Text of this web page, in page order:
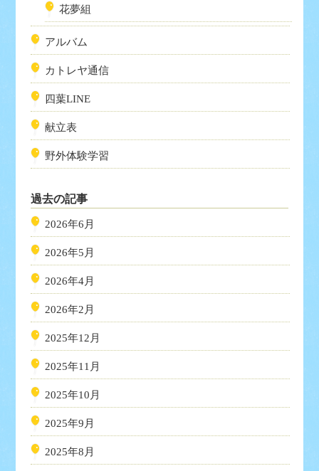
花夢組
アルバム
カトレヤ通信
四葉LINE
献立表
野外体験学習
過去の記事
2026年6月
2026年5月
2026年4月
2026年2月
2025年12月
2025年11月
2025年10月
2025年9月
2025年8月